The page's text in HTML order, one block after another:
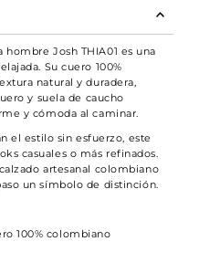
Josh THIA01 es una
Su cuero 100%
natural y duradera,
y suela de caucho
y cómoda al caminar.
el estilo sin esfuerzo, este
casuales o más refinados.
artesanal colombiano
un símbolo de distinción.
100% colombiano